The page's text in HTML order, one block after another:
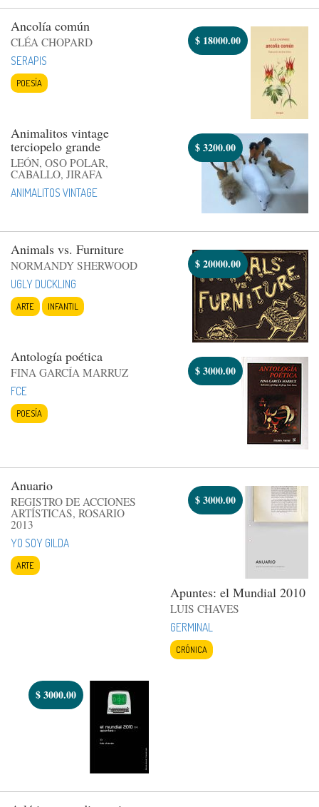
Ancolía común
CLÉA CHOPARD
SERAPIS
POESÍA
$ 18000.00
Animalitos vintage
terciopelo grande
LEÓN, OSO POLAR,
CABALLO, JIRAFA
ANIMALITOS VINTAGE
$3200.00
Animals vs. Furniture
NORMANDY SHERWOOD
UGLY DUCKLING
ARTE INFANTIL
$20000.00
Antología poética
FINA GARCÍA MARRUZ
FCE
POESÍA
$3000.00
Anuario
REGISTRO DE ACCIONES
ARTÍSTICAS, ROSARIO
2013
YO SOY GILDA
ARTE
$3000.00
Apuntes: el Mundial 2010
LUIS CHAVES
GERMINAL
CRÓNICA
$3000.00